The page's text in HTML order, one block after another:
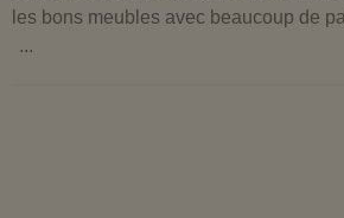
les bons meubles avec beaucoup de
...